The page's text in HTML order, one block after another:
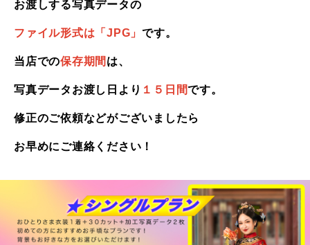
お渡しする写真データの
ファイル形式は「JPG」 です。
当店での保存期間 は、
写真データお渡し日より １５日間です。
修正のご依頼などがございましたら
お早めにご連絡ください！